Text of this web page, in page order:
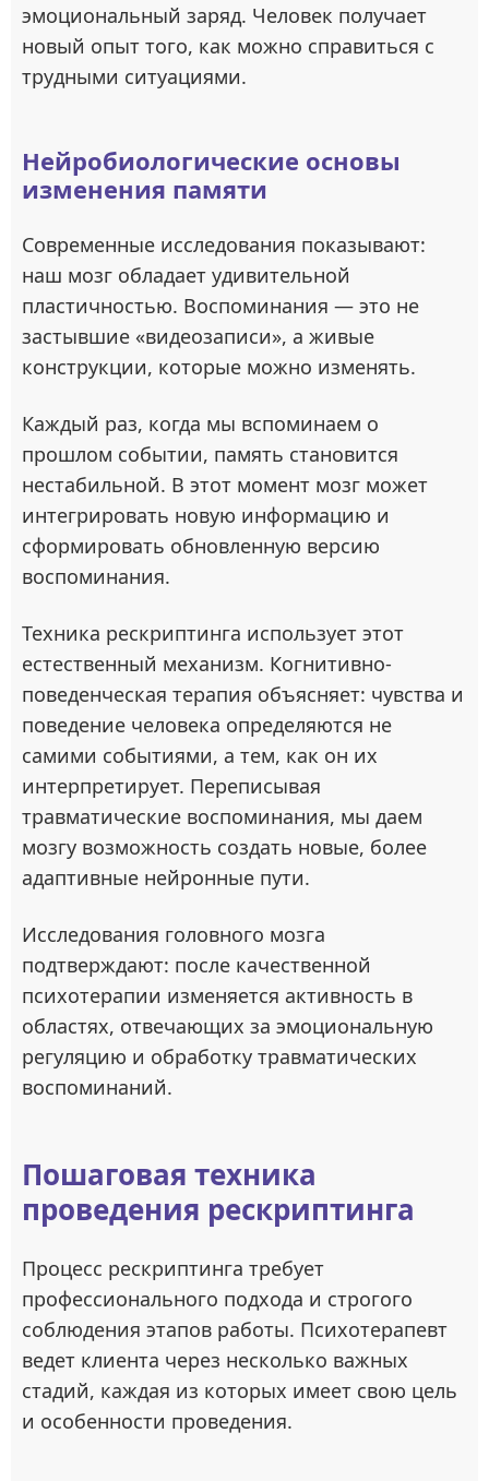
эмоциональный заряд. Человек получает
новый опыт того, как можно справиться с
трудными ситуациями.
Нейробиологические основы
изменения памяти
Современные исследования показывают:
наш мозг обладает удивительной
пластичностью. Воспоминания — это не
застывшие «видеозаписи», а живые
конструкции, которые можно изменять.
Каждый раз, когда мы вспоминаем о
прошлом событии, память становится
нестабильной. В этот момент мозг может
интегрировать новую информацию и
сформировать обновленную версию
воспоминания.
Техника рескриптинга использует этот
естественный механизм. Когнитивно-
поведенческая терапия объясняет: чувства и
поведение человека определяются не
самими событиями, а тем, как он их
интерпретирует. Переписывая
травматические воспоминания, мы даем
мозгу возможность создать новые, более
адаптивные нейронные пути.
Исследования головного мозга
подтверждают: после качественной
психотерапии изменяется активность в
областях, отвечающих за эмоциональную
регуляцию и обработку травматических
воспоминаний.
Пошаговая техника
проведения рескриптинга
Процесс рескриптинга требует
профессионального подхода и строгого
соблюдения этапов работы. Психотерапевт
ведет клиента через несколько важных
стадий, каждая из которых имеет свою цель
и особенности проведения.